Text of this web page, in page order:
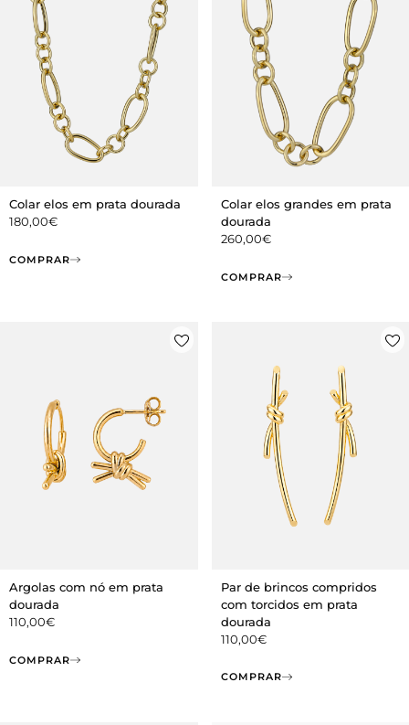
Colar elos em prata dourada
180,00€
COMPRAR
Colar elos grandes em prata
dourada
260,00€
COMPRAR
Argolas com nó em prata
dourada
110,00€
COMPRAR
Par de brincos compridos
com torcidos em prata
dourada
110,00€
COMPRAR